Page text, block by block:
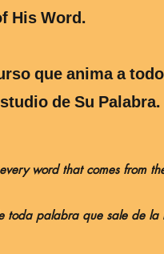
His Word.
que anima a
de Su Palabra.
word that comes from
toda palabra que sale de